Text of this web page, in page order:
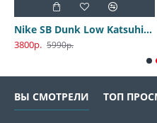
Nike SB Dunk Low Katsuhiro Otomo
3800р. 5990р.
ВЫ СМОТРЕЛИ ТОП